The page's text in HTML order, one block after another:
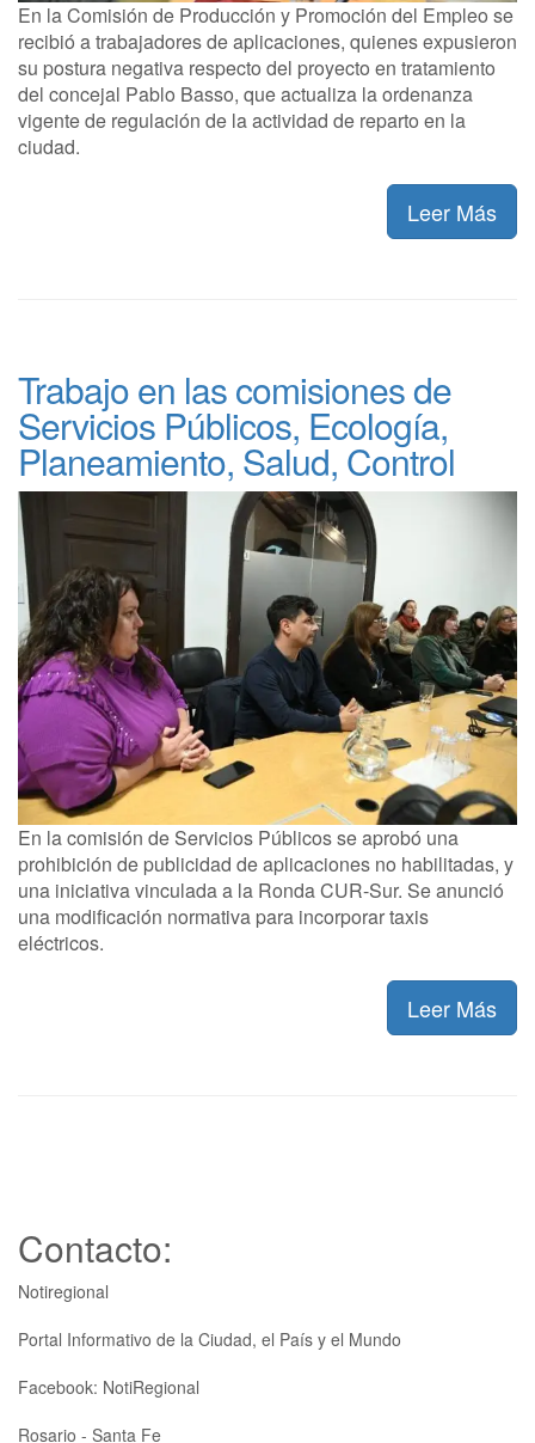
En la Comisión de Producción y Promoción del Empleo se
recibió a trabajadores de aplicaciones, quienes expusieron
su postura negativa respecto del proyecto en tratamiento
del concejal Pablo Basso, que actualiza la ordenanza
vigente de regulación de la actividad de reparto en la
ciudad.
Leer Más
Trabajo en las comisiones de
Servicios Públicos, Ecología,
Planeamiento, Salud, Control
En la comisión de Servicios Públicos se aprobó una
prohibición de publicidad de aplicaciones no habilitadas, y
una iniciativa vinculada a la Ronda CUR-Sur. Se anunció
una modificación normativa para incorporar taxis
eléctricos.
Leer Más
Contacto:
Notiregional
Portal Informativo de la Ciudad, el País y el Mundo
Facebook: NotiRegional
Rosario - Santa Fe